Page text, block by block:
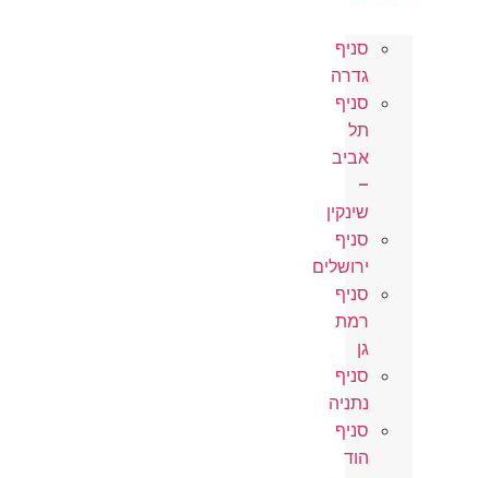
סניף
גדרה
סניף
תל
אביב
–
שינקין
סניף
ירושלים
סניף
רמת
גן
סניף
נתניה
סניף
הוד